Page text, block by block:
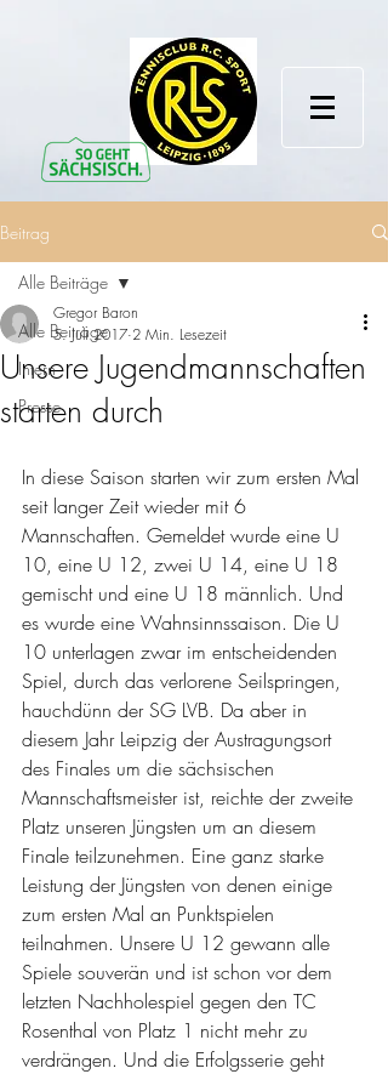
Beitrag
Alle Beiträge
Intern
Presse
Alle Beiträge
Unsere Jugendmannschaften
starten durch
Gregor Baron
5. Juli 2017 2 Min. Lesezeit
In diese Saison starten wir zum ersten Mal
seit langer Zeit wieder mit 6
Mannschaften. Gemeldet wurde eine U
10, eine U 12, zwei U 14, eine U 18
gemischt und eine U 18 männlich. Und
es wurde eine Wahnsinnssaison. Die U
10 unterlagen zwar im entscheidenden
Spiel, durch das verlorene Seilspringen,
hauchdünn der SG LVB. Da aber in
diesem Jahr Leipzig der Austragungsort
des Finales um die sächsischen
Mannschaftsmeister ist, reichte der zweite
Platz unseren Jüngsten um an diesem
Finale teilzunehmen. Eine ganz starke
Leistung der Jüngsten von denen einige
zum ersten Mal an Punktspielen
teilnahmen. Unsere U 12 gewann alle
Spiele souverän und ist schon vor dem
letzten Nachholespiel gegen den TC
Rosenthal von Platz 1 nicht mehr zu
verdrängen. Und die Erfolgsserie geht